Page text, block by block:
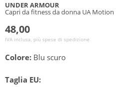
UNDER ARMOUR
Capri da fitness da donna UA Motion
48,00
IVA inclusa, più spese di spedizione
Colore: Blu scuro
Taglia EU: